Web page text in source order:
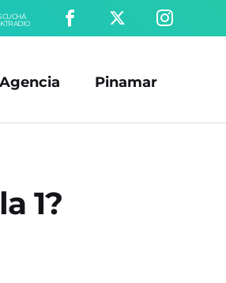
Agencia Pinamar
1?